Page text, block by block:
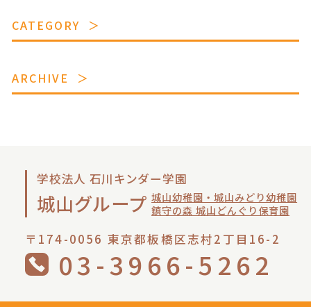
CATEGORY
ARCHIVE
学校法人 石川キンダー学園
城山グループ 城山幼稚園・城山みどり幼稚園
鎮守の森 城山どんぐり保育園
〒174-0056 東京都板橋区志村2丁目16-2
03-3966-5262